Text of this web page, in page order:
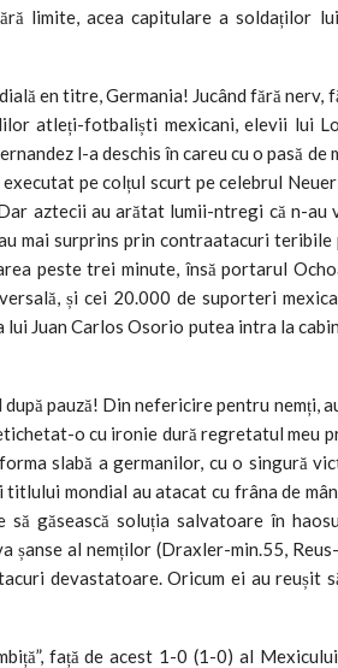
limite, acea capitulare a soldaților
en titre, Germania! Jucând fără nerv,
atleți-fotbaliști mexicani, elevii lui
l-a deschis în careu cu o pasă de
pe colțul scurt pe celebrul
aztecii au arătat lumii-ntregi că n-au
mai surprins prin contraatacuri teribile
peste trei minute, însă portarul
și cei 20.000 de suporteri
Juan Carlos Osorio putea intra la
pauză! Din nefericire pentru nemți,
o cu ironie dură regretatul meu
slabă a germanilor, cu o singură
mondial au atacat cu frâna de
găsească soluția salvatoare în
șanse al nemților (Draxler-min.55,
devastatoare. Oricum ei au reușit
față de acest 1-0 (1-0) al